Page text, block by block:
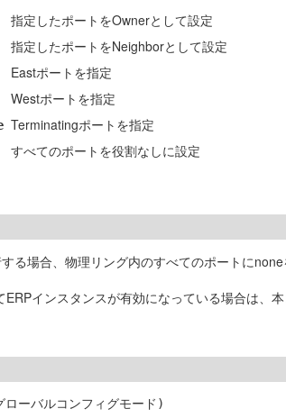
指定したポートをOwnerとして設定
指定したポートをNeighborとして設定
Eastポートを指定
Westポートを指定
Terminatingポートを指定
すべてのポートを役割なしに設定
る場合、物理リング内のすべてのポートに
ERPインスタンスが有効になっている場合は、本
ローバルコンフィグモード)